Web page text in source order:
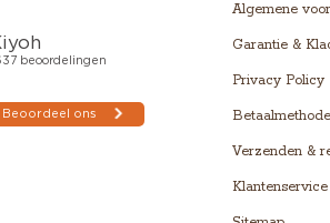
Algemene
Garantie &
Privacy Policy
Verzenden &
Klantenservice